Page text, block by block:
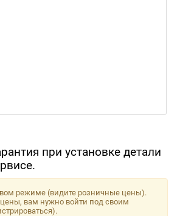
при установке детали
режиме (видите розничные цены).
вам нужно войти под своим